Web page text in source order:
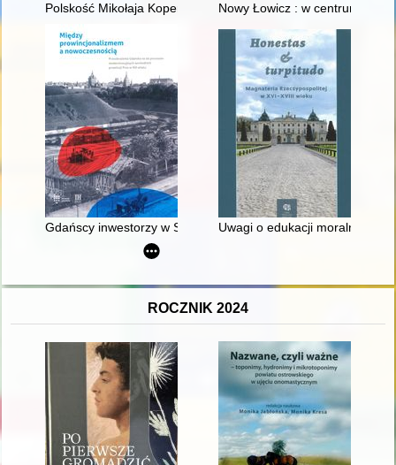
Polskość Mikołaja Kopernika z rodu ŚlązakaNowy Łowicz : w centrum
Gdańscy inwestorzy w Sopocie : prestiż finansowy i
Uwagi o edukacji moralnej
ROCZNIK 2024